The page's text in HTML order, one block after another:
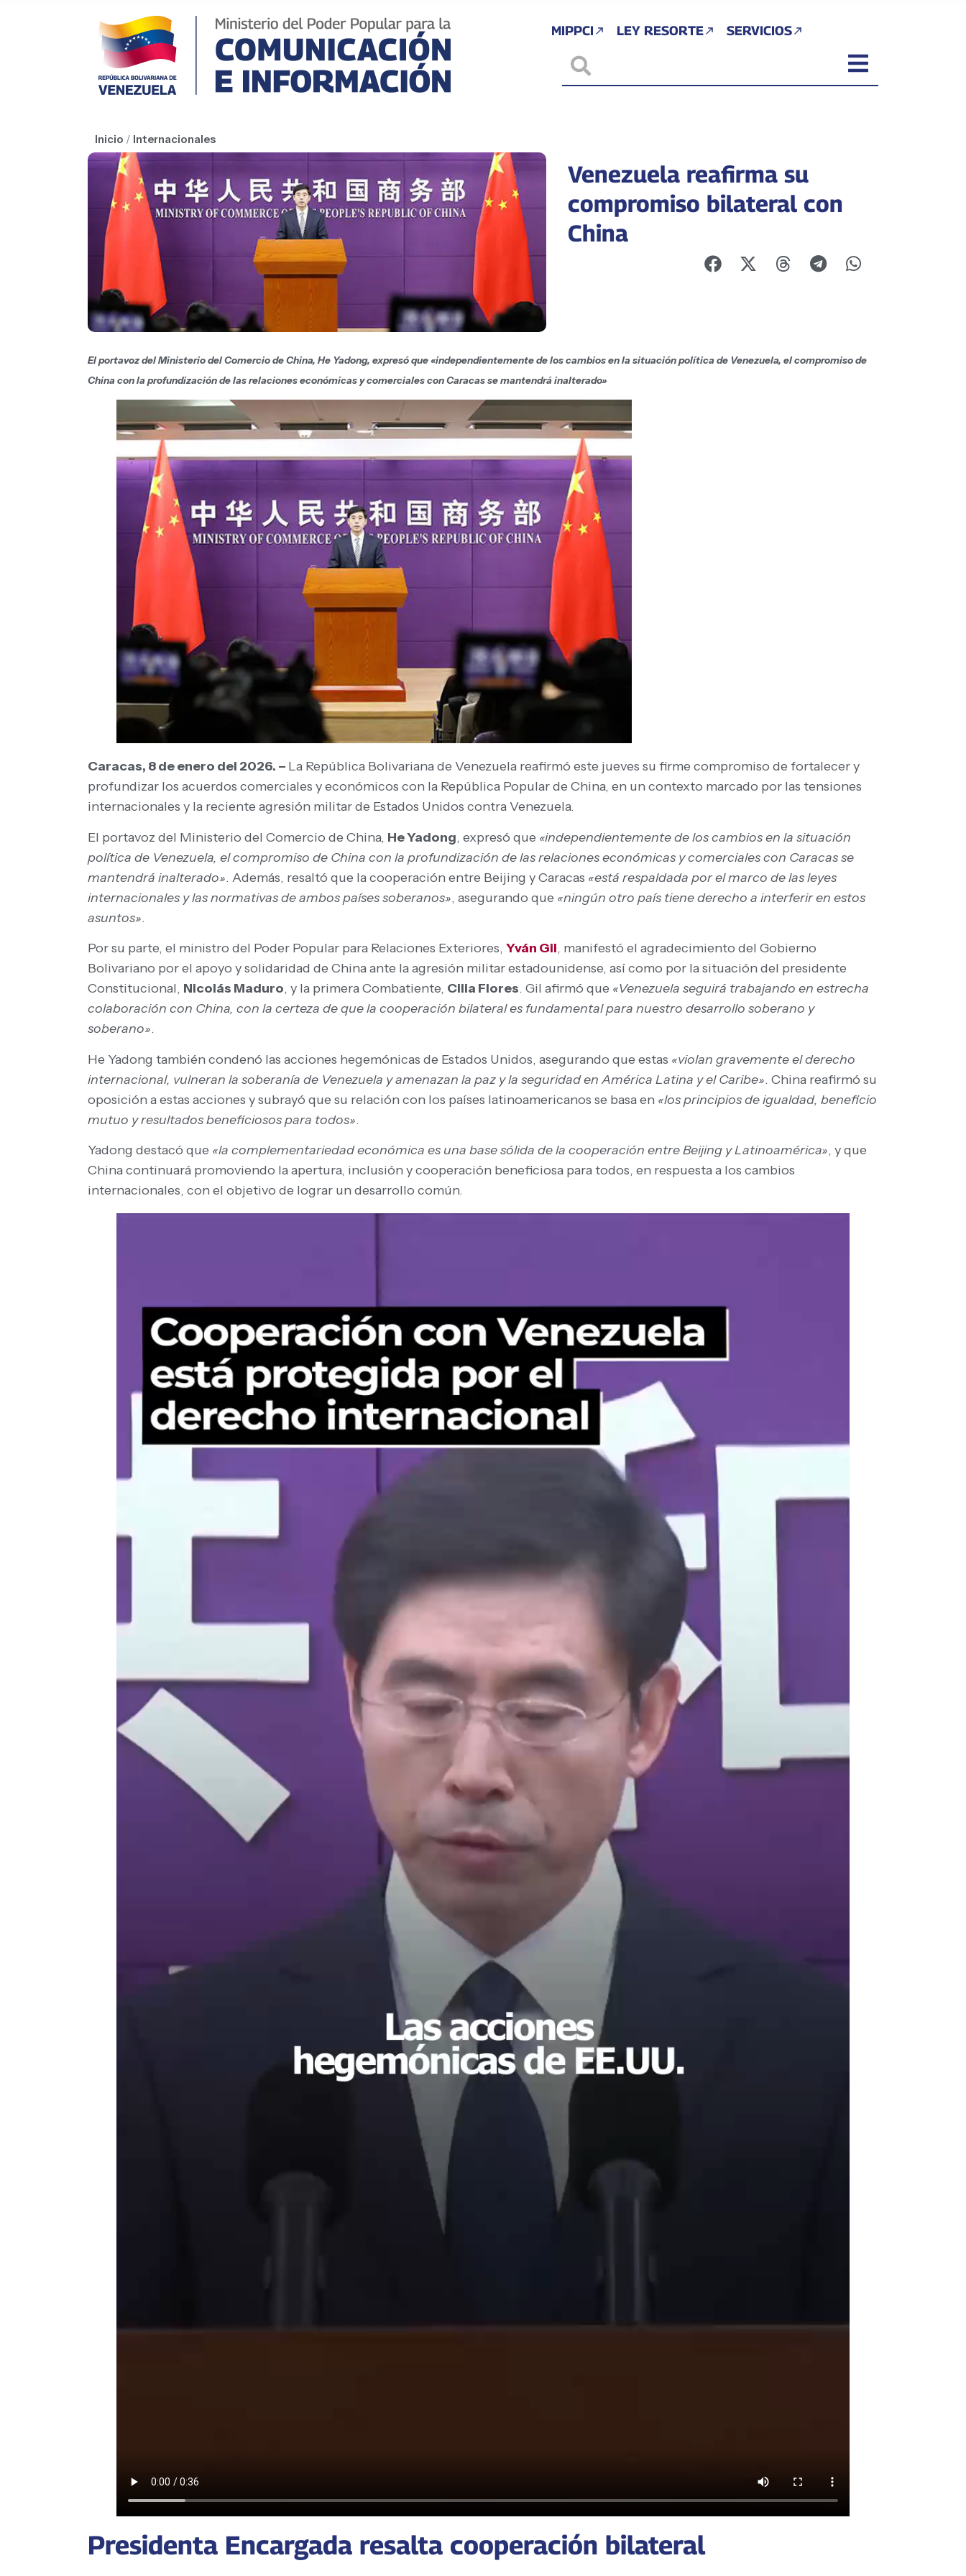
MIPPCI LEY RESORTE SERVICIOS
Inicio / Internacionales
Venezuela reafirma su
compromiso bilateral con
China
El portavoz del Ministerio del Comercio de China, He Yadong, expresó que «independientemente de los cambios en la situación política de Venezuela, el compromiso de
China con la profundización de las relaciones económicas y comerciales con Caracas se mantendrá inalterado»
Caracas, 8 de enero del 2026. – La República Bolivariana de Venezuela reafirmó este jueves su firme compromiso de fortalecer y
profundizar los acuerdos comerciales y económicos con la República Popular de China, en un contexto marcado por las tensiones
internacionales y la reciente agresión militar de Estados Unidos contra Venezuela.
El portavoz del Ministerio del Comercio de China, He Yadong, expresó que «independientemente de los cambios en la situación
política de Venezuela, el compromiso de China con la profundización de las relaciones económicas y comerciales con Caracas se
mantendrá inalterado». Además, resaltó que la cooperación entre Beijing y Caracas «está respaldada por el marco de las leyes
internacionales y las normativas de ambos países soberanos», asegurando que «ningún otro país tiene derecho a interferir en estos
asuntos».
Por su parte, el ministro del Poder Popular para Relaciones Exteriores, Yván Gil, manifestó el agradecimiento del Gobierno
Bolivariano por el apoyo y solidaridad de China ante la agresión militar estadounidense, así como por la situación del presidente
Constitucional, Nicolás Maduro, y la primera Combatiente, Cilia Flores. Gil afirmó que «Venezuela seguirá trabajando en estrecha
colaboración con China, con la certeza de que la cooperación bilateral es fundamental para nuestro desarrollo soberano y
soberano».
He Yadong también condenó las acciones hegemónicas de Estados Unidos, asegurando que estas «violan gravemente el derecho
internacional, vulneran la soberanía de Venezuela y amenazan la paz y la seguridad en América Latina y el Caribe». China reafirmó su
oposición a estas acciones y subrayó que su relación con los países latinoamericanos se basa en «los principios de igualdad, beneficio
mutuo y resultados beneficiosos para todos».
Yadong destacó que «la complementariedad económica es una base sólida de la cooperación entre Beijing y Latinoamérica», y que
China continuará promoviendo la apertura, inclusión y cooperación beneficiosa para todos, en respuesta a los cambios
internacionales, con el objetivo de lograr un desarrollo común.
Presidenta Encargada resalta cooperación bilateral